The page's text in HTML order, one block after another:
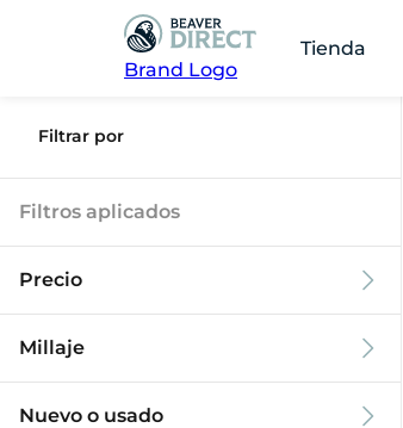
Brand Logo
Tienda
Filtrar por
Filtros aplicados
Precio
Millaje
Nuevo o usado